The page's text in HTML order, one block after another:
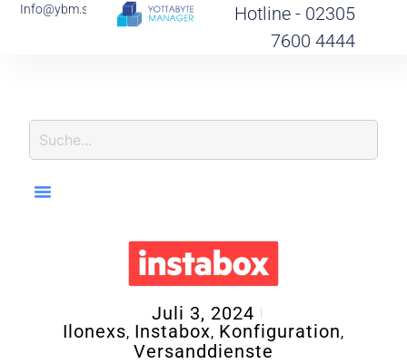
Info@ybm.support
Hotline - 02305
7600 4444
Juli 3, 2024
Ilonexs, Instabox, Konfiguration,
Versanddienste